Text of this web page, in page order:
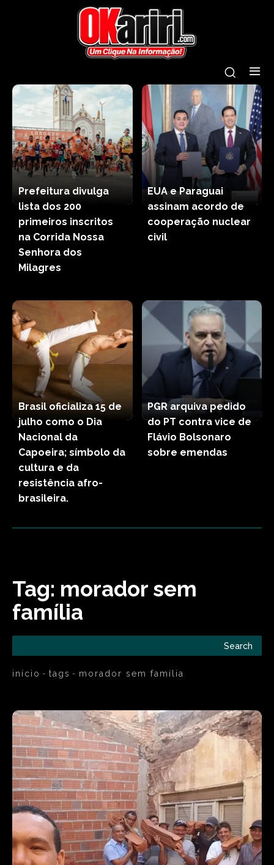
Prefeitura divulga
lista dos 200
primeiros inscritos
na Corrida Nossa
Senhora dos
Milagres
EUA e Paraguai
assinam acordo de
cooperação nuclear
civil
Brasil oficializa 15 de
julho como o Dia
Nacional da
Capoeira; símbolo da
cultura e da
resistência afro-
brasileira.
PGR arquiva pedido
do PT contra vice de
Flávio Bolsonaro
sobre emendas
Tag: morador sem
família
Search
início tags morador sem família